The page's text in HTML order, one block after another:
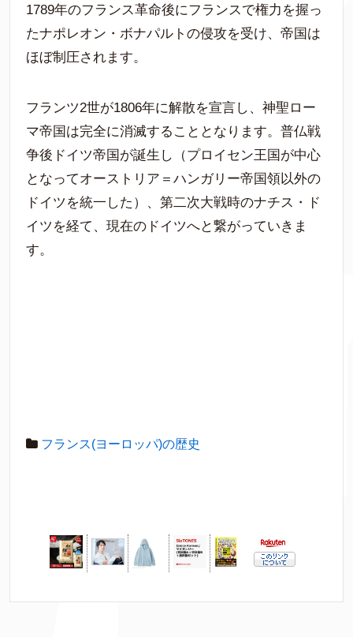
1789年のフランス革命後にフランスで権力を握っ
たナポレオン・ボナパルトの侵攻を受け、帝国は
ほぼ制圧されます。
フランツ2世が1806年に解散を宣言し、神聖ロー
マ帝国は完全に消滅することとなります。普仏戦
争後ドイツ帝国が誕生し（プロイセン王国が中心
となってオーストリア＝ハンガリー帝国領以外の
ドイツを統一した）、第二次大戦時のナチス・ド
イツを経て、現在のドイツへと繋がっていきま
す。
フランス(ヨーロッパ)の歴史